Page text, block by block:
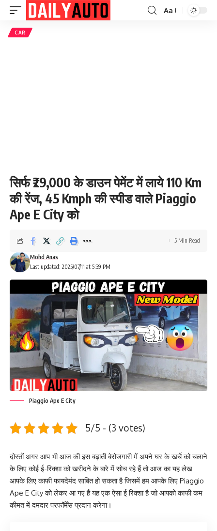
Font
Aa
CAR
सिर्फ ₹29,000 के डाउन पेमेंट में लाये 110 Km
की रेंज, 45 Kmph की स्पीड वाले Piaggio
Ape E City को
Last updated: 2025/07/11 at 5:39 PM
Mohd Anas
5 Min Read
Piaggio Ape E City
5/5 - (3 votes)
दोस्तों अगर आप भी आज की इस बढ़ाती बेरोजगारी में अपने घर के खर्चे को चलाने
के लिए कोई ई-रिक्शा को खरीदने के बारे में सोच रहे हैं तो आज का यह लेख
आपके लिए काफी फायदेमंद साबित हो सकता है जिसमें हम आपके लिए Piaggio
Ape E City को लेकर आ गए हैं यह एक ऐसा ई रिक्शा है जो आपको काफी कम
कीमत में दमदार परफॉर्मेंस प्रदान करेगा।